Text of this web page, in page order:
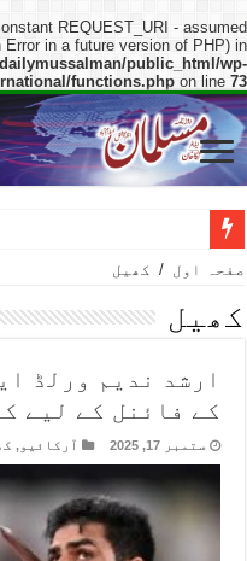
REQUEST_URI - assumed
in a future version of PHP) in
public_html/wp-
functions.php on line73
وزیراعظم شہباز شریف کا غزہ
صفحہ اول / کھیل
کھیل
ارشد ندیم ورلڈ
کے فائنل کے لیے
ستمبر 17, 2025 آرکائیو,